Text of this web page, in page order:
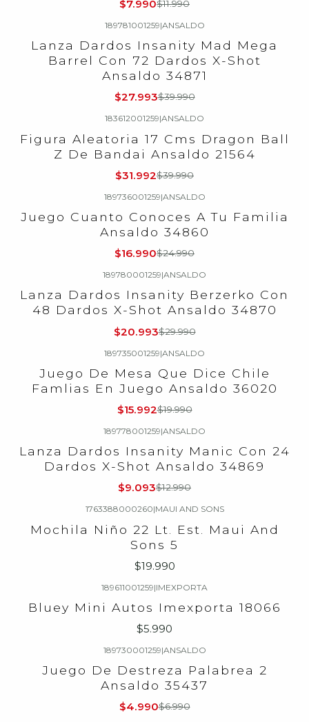
$7.990$11.990
189781001259|ANSALDO
Lanza Dardos Insanity Mad Mega
Barrel Con 72 Dardos X-Shot
Ansaldo 34871
$27.993$39.990
183612001259|ANSALDO
Figura Aleatoria 17 Cms Dragon Ball
Z De Bandai Ansaldo 21564
$31.992$39.990
189736001259|ANSALDO
Juego Cuanto Conoces A Tu Familia
Ansaldo 34860
$16.990$24.990
189780001259|ANSALDO
Lanza Dardos Insanity Berzerko Con
48 Dardos X-Shot Ansaldo 34870
$20.993$29.990
189735001259|ANSALDO
Juego De Mesa Que Dice Chile
Famlias En Juego Ansaldo 36020
$15.992$19.990
189778001259|ANSALDO
Lanza Dardos Insanity Manic Con 24
Dardos X-Shot Ansaldo 34869
$9.093$12.990
1763388000260|MAUI AND SONS
Mochila Niño 22 Lt. Est. Maui And
Sons 5
$19.990
189611001259|IMEXPORTA
Bluey Mini Autos Imexporta 18066
$5.990
189730001259|ANSALDO
Juego De Destreza Palabrea 2
Ansaldo 35437
$4.990$6.990